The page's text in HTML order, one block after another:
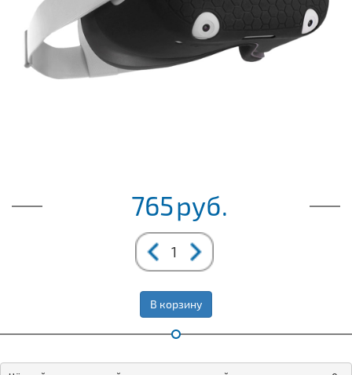
765руб.
В корзину